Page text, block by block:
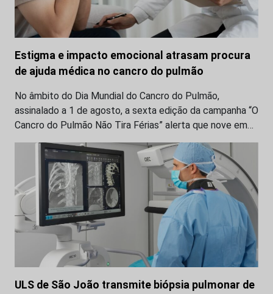
Estigma e impacto emocional atrasam procura
de ajuda médica no cancro do pulmão
No âmbito do Dia Mundial do Cancro do Pulmão,
assinalado a 1 de agosto, a sexta edição da campanha “O
Cancro do Pulmão Não Tira Férias” alerta que nove em…
ULS de São João transmite biópsia pulmonar de